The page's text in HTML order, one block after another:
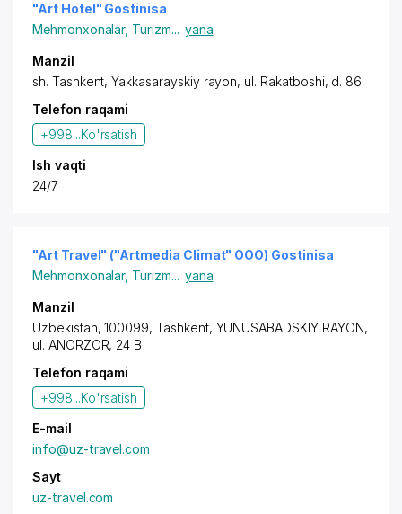
"Art Hotel" Gostinisa
Mehmonxonalar, Turizm... yana
Manzil
sh. Tashkent,Yakkasarayskiy rayon, ul. Rakatboshi, d. 86
Telefon raqami
+998...Ko'rsatish
Ish vaqti
24/7
"Art Travel" ("Artmedia Climat" OOO) Gostinisa
Mehmonxonalar, Turizm... yana
Manzil
Uzbekistan, 100099, Tashkent, YUNUSABADSKIY RAYON,
ul. ANORZOR, 24 B
Telefon raqami
+998...Ko'rsatish
E-mail
info@uz-travel.com
Sayt
uz-travel.com